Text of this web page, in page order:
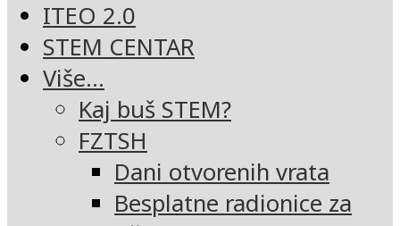
ITEO 2.0
STEM CENTAR
Više…
Kaj buš STEM?
FZTSH
Dani otvorenih vrata
Besplatne radionice za